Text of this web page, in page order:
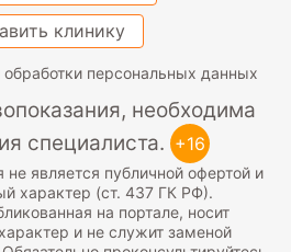
клинику
обработки персональных данных
необходима
специалиста. +16
является публичной офертой и
характер (ст. 437 ГК РФ).
на портале, носит
и не служит заменой